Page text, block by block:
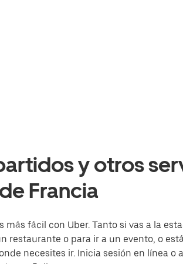
y otros
Francia
más fácil con Uber. Tanto si vas a la
restaurante o para ir a un evento, o
necesites ir. Inicia sesión en línea o